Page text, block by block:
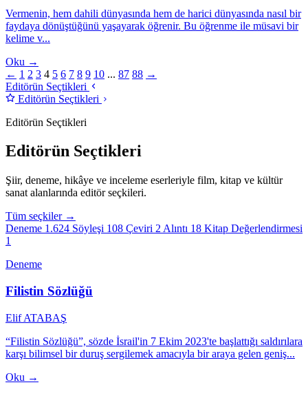
Vermenin, hem dahili dünyasında hem de harici dünyasında nasıl bir
faydaya dönüştüğünü yaşayarak öğrenir. Bu öğrenme ile müsavi bir
kelime v...
Oku →
← 1 2 3 4 5 6 7 8 9 10 ... 87 88 →
Editörün Seçtikleri
Editörün Seçtikleri
Editörün Seçtikleri
Editörün Seçtikleri
Şiir, deneme, hikâye ve inceleme eserleriyle film, kitap ve kültür
sanat alanlarında editör seçkileri.
Tüm seçkiler →
Deneme 1.624 Söyleşi 108 Çeviri 2 Alıntı 18 Kitap Değerlendirmesi
1
Deneme
Filistin Sözlüğü
Elif ATABAŞ
“Filistin Sözlüğü”, sözde İsrail'in 7 Ekim 2023'te başlattığı saldırılara
karşı bilimsel bir duruş sergilemek amacıyla bir araya gelen geniş...
Oku →